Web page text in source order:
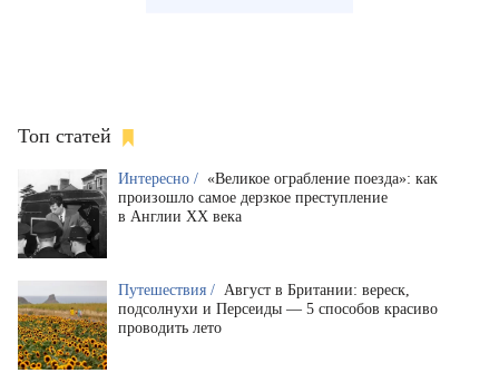
Топ статей
Интересно / «Великое ограбление поезда»: как
произошло самое дерзкое преступление
в Англии XX века
Путешествия / Август в Британии: вереск,
подсолнухи и Персеиды — 5 способов красиво
проводить лето